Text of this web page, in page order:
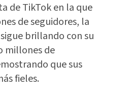
de TikTok en la que
de seguidores, la
brillando con su
millones de
que sus
fieles.